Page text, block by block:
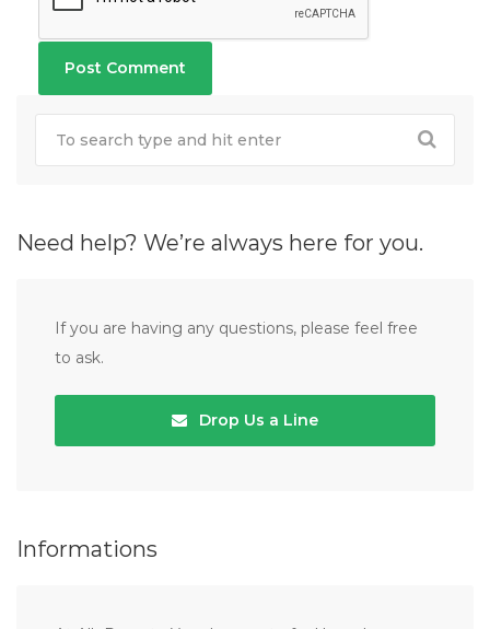
Need help? We’re always here for you.
If you are having any questions, please feel free
to ask.
Drop Us a Line
Informations